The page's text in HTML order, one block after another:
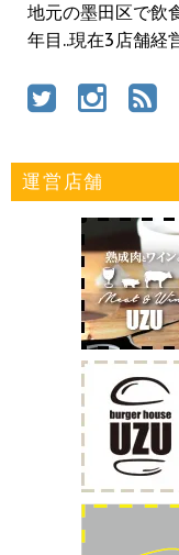
地元の墨田区で飲
年目..現在3店舗経
運営店舗